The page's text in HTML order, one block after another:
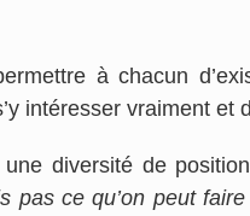
à chacun
intéresser vraiment et
diversité de
pas ce qu’on peut